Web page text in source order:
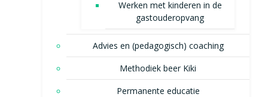
Werken met kinderen in de
gastouderopvang
Advies en (pedagogisch) coaching
Methodiek beer Kiki
Permanente educatie